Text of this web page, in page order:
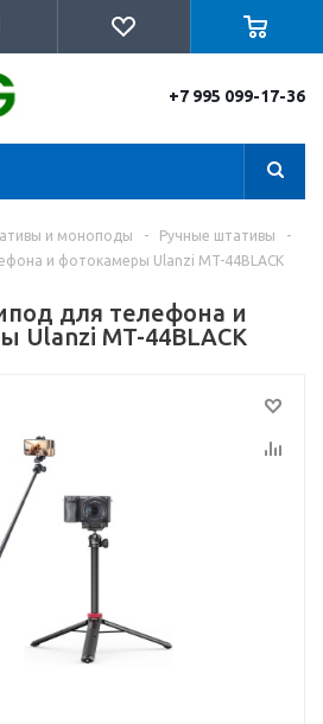
+7 995 099-17-36
и моноподы - Ручные штативы
-
и фотокамеры Ulanzi MT-44BLACK
для телефона и
Ulanzi MT-44BLACK